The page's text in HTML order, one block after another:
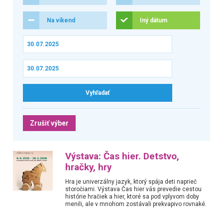
Na víkend Iný dátum
Zrušiť výber
Výstava: Čas hier. Detstvo,
hračky, hry
Hra je univerzálny jazyk, ktorý spája deti naprieč
storočiami. Výstava Čas hier vás prevedie cestou
histórie hračiek a hier, ktoré sa pod vplyvom doby
menili, ale v mnohom zostávali prekvapivo rovnaké.